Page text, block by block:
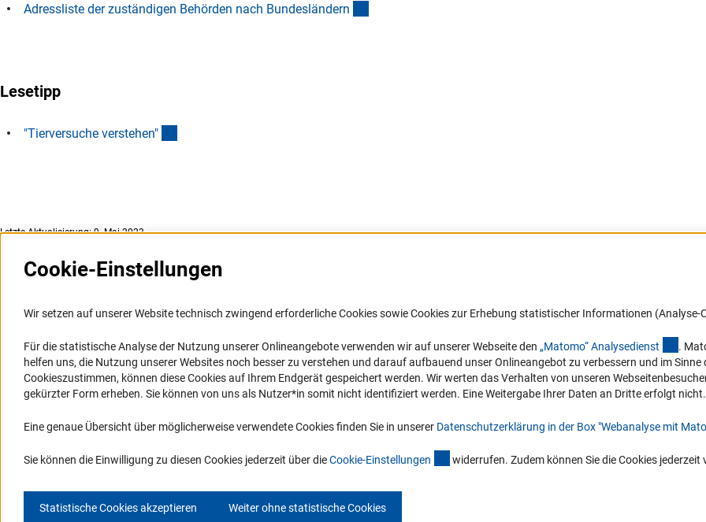
Adressliste der zuständigen Behörden nach Bundesländern
Lesetipp
"Tierversuche verstehen"
Letzte Aktualisierung: 9. Mai 2023
Informationssysteme
Portal Wissenschaftliche Integrität
GEPRIS
GEPRIS historisch
RIsources
FAQ
Karriere
Logo und Corporate Design
Vergabeverfahren
mit Behinderungen
Erklärung zur Barrierefreiheit
Barriere melden
in Ihr Mailpostfach oder schauen
die Ausgaben online an.
Zum Newsletter
Cookie-Einstellungen
Wir setzen auf unserer Website technisch zwingend erforderliche Cookies sowie Cookies zur Erhebung statistischer Informationen (Analyse-
Für die statistische Analyse der Nutzung unserer Onlineangebote verwenden wir auf unserer Webseite den „Matomo“ Analysedienst
.
helfen uns, die Nutzung unserer Websites noch besser zu verstehen und darauf aufbauend unser Onlineangebot zu verbessern und im
Cookieszustimmen, können diese Cookies auf Ihrem Endgerät gespeichert werden. Wir werten das Verhalten von unseren
gekürzter Form erheben. Sie können von uns als Nutzer*in somit nicht identifiziert werden. Eine Weitergabe Ihrer Daten an Dritte erfolgt nicht.
Eine genaue Übersicht über möglicherweise verwendete Cookies finden Sie in unserer Datenschutzerklärung in der Box "Webanalyse mit
Sie können die Einwilligung zu diesen Cookies jederzeit über dieCookie-Einstellungen (interner Link)
widerrufen. Zudem können Sie die Cookies
Statistische Cookies akzeptieren Weiter ohne statistische Cookies